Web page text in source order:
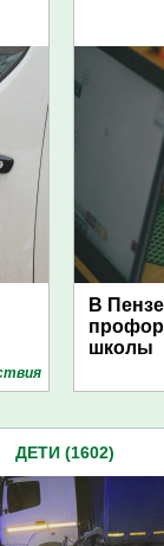
В
школы
ДЕТИ (1602)